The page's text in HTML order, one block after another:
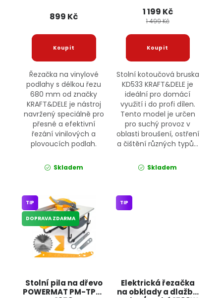
899 Kč
Řezačka na vinylové
podlahy s délkou řezu
680 mm od značky
KRAFT&DELE je nástroj
navržený speciálně pro
přesné a efektivní
řezání vinilových a
plovoucích podlah.
Skladem
1 199 Kč
1 499 Kč
Stolní kotoučová bruska
KD533 KRAFT&DELE je
ideální pro domácí
využití i do profi dílen.
Tento model je určen
pro suchý provoz v
oblasti broušení, ostření
a čištění různých typů...
Skladem
Stolní pila na dřevo
POWERMAT PM-TPS-
TIP
DOPRAVA ZDARMA
Elektrická řezačka
na obklady a dlažbu
TIP